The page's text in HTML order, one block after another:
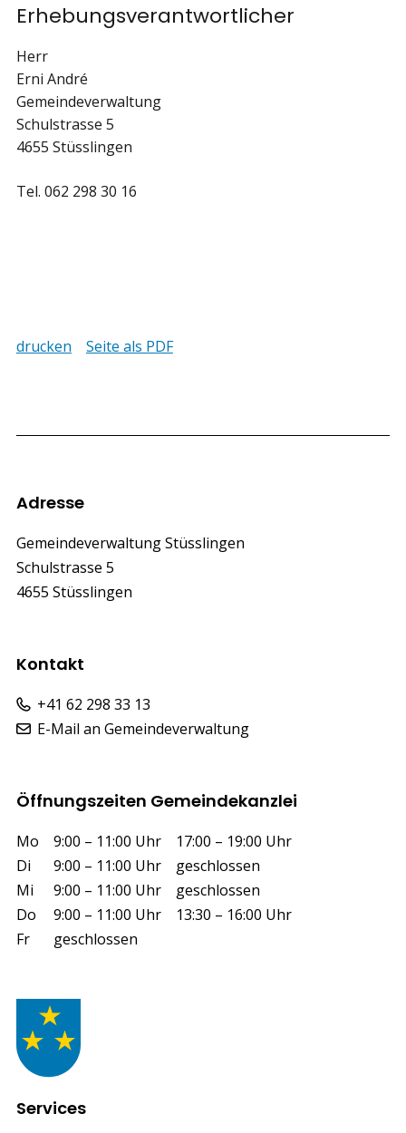
Erhebungsverantwortlicher
Herr
Erni André
Gemeindeverwaltung
Schulstrasse 5
4655 Stüsslingen
Tel. 062 298 30 16
drucken Seite als PDF
Footer
Adresse
Gemeindeverwaltung Stüsslingen
Schulstrasse 5
4655 Stüsslingen
Kontakt
+41 62 298 33 13
E-Mail an Gemeindeverwaltung
Öffnungszeiten Gemeindekanzlei
Wochentag Vormittag Nachmittag
Mo 9:00 – 11:00 Uhr
17:00 – 19:00 Uhr
Di
9:00 – 11:00 Uhr
geschlossen
Mi
9:00 – 11:00 Uhr
geschlossen
Do
9:00 – 11:00 Uhr
13:30 – 16:00 Uhr
Fr
geschlossen
Services